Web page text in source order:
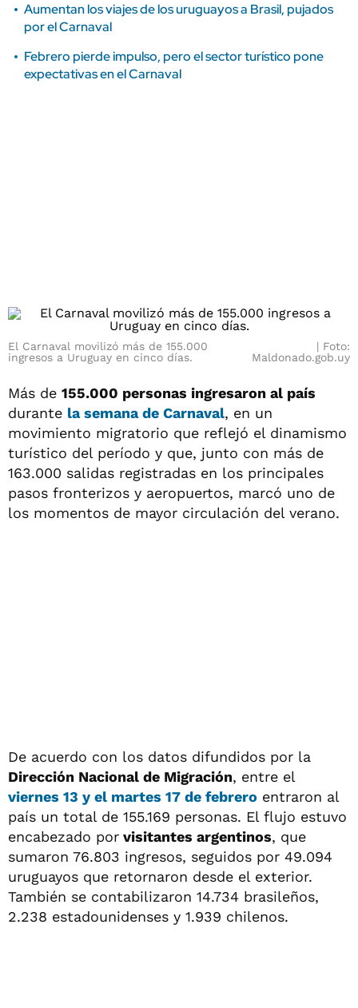
Aumentan los viajes de los uruguayos a Brasil, pujados
por el Carnaval
Febrero pierde impulso, pero el sector turístico pone
expectativas en el Carnaval
El Carnaval movilizó más de 155.000
ingresos a Uruguay en cinco días.
Foto:
Maldonado.gob.uy
Más de 155.000 personas ingresaron al país
durante la semana de Carnaval, en un
movimiento migratorio que reflejó el dinamismo
turístico del período y que, junto con más de
163.000 salidas registradas en los principales
pasos fronterizos y aeropuertos, marcó uno de
los momentos de mayor circulación del verano.
De acuerdo con los datos difundidos por la
Dirección Nacional de Migración, entre el
viernes 13 y el martes 17 de febrero entraron al
país un total de 155.169 personas. El flujo estuvo
encabezado por visitantes argentinos, que
sumaron 76.803 ingresos, seguidos por 49.094
uruguayos que retornaron desde el exterior.
También se contabilizaron 14.734 brasileños,
2.238 estadounidenses y 1.939 chilenos.